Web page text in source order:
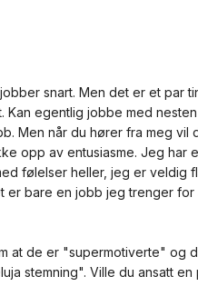
snart. Men det er et par
egentlig jobbe med
Men når du hører fra meg vil
opp av entusiasme. Jeg har
følelser heller, jeg er veldig
bare en jobb jeg trenger for
at de er "supermotiverte" og
stemning". Ville du ansatt